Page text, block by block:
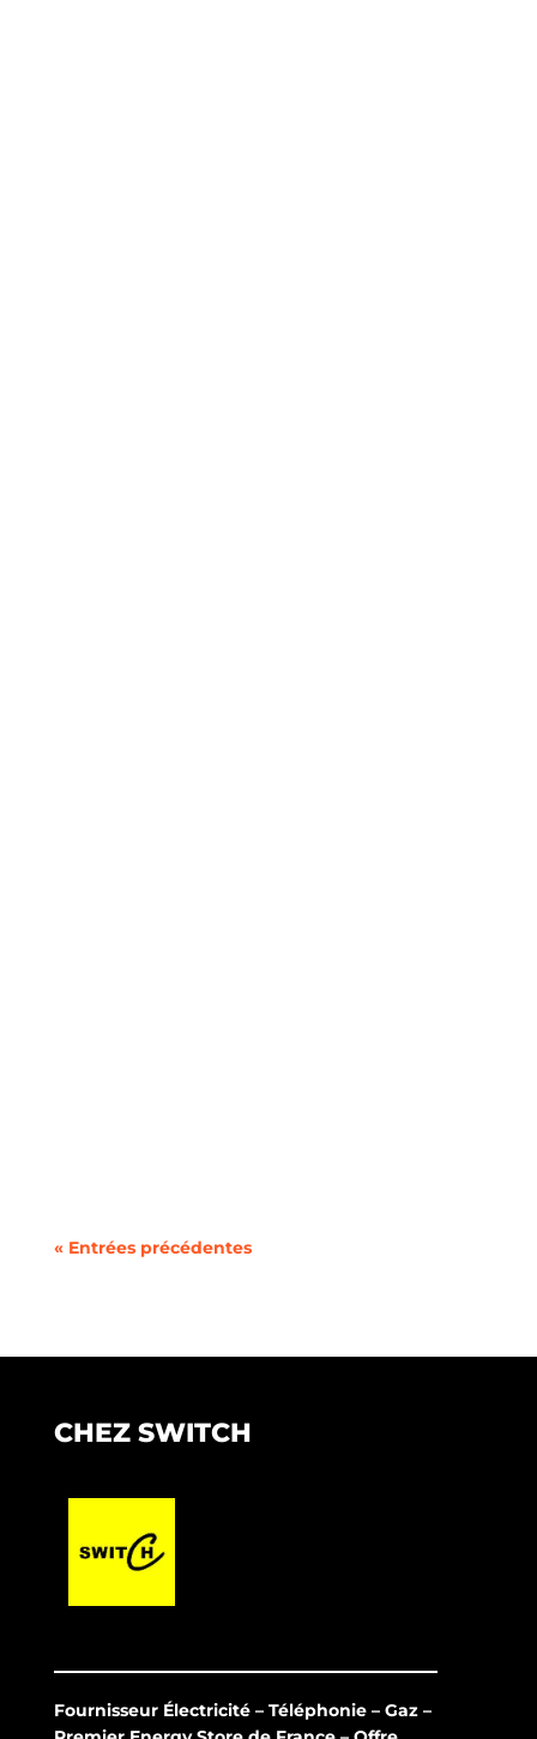
« Entrées précédentes
CHEZ SWITCH
Fournisseur Électricité – Téléphonie – Gaz –